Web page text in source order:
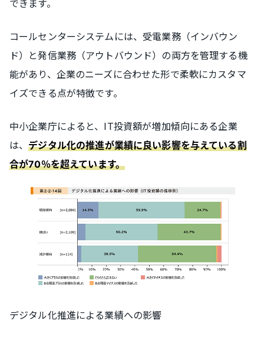
できます。
コールセンターシステムには、受電業務（インバウン
ド）と発信業務（アウトバウンド）の両方を管理する機
能があり、企業のニーズに合わせた形で柔軟にカスタマ
イズできる点が特徴です。
中小企業庁によると、IT投資額が増加傾向にある企業
は、デジタル化の推進が業績に良い影響を与えている割
合が70％を超えています。
デジタル化推進による業績への影響